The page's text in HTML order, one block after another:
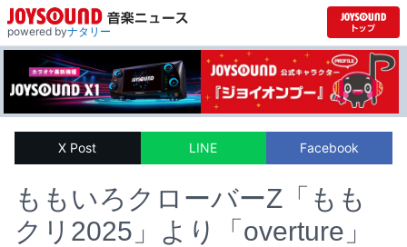
powered byナタリー
X Post LINE Facebook
ももいろクローバーZ「もも
クリ2025」より「overture」